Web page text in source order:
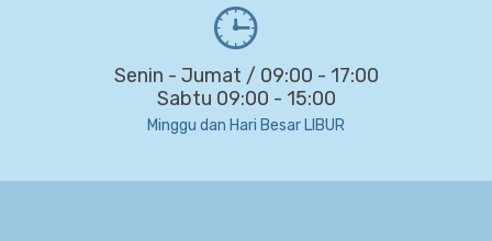
Senin - Jumat / 09:00 - 17:00
Sabtu 09:00 - 15:00
Minggu dan Hari Besar LIBUR